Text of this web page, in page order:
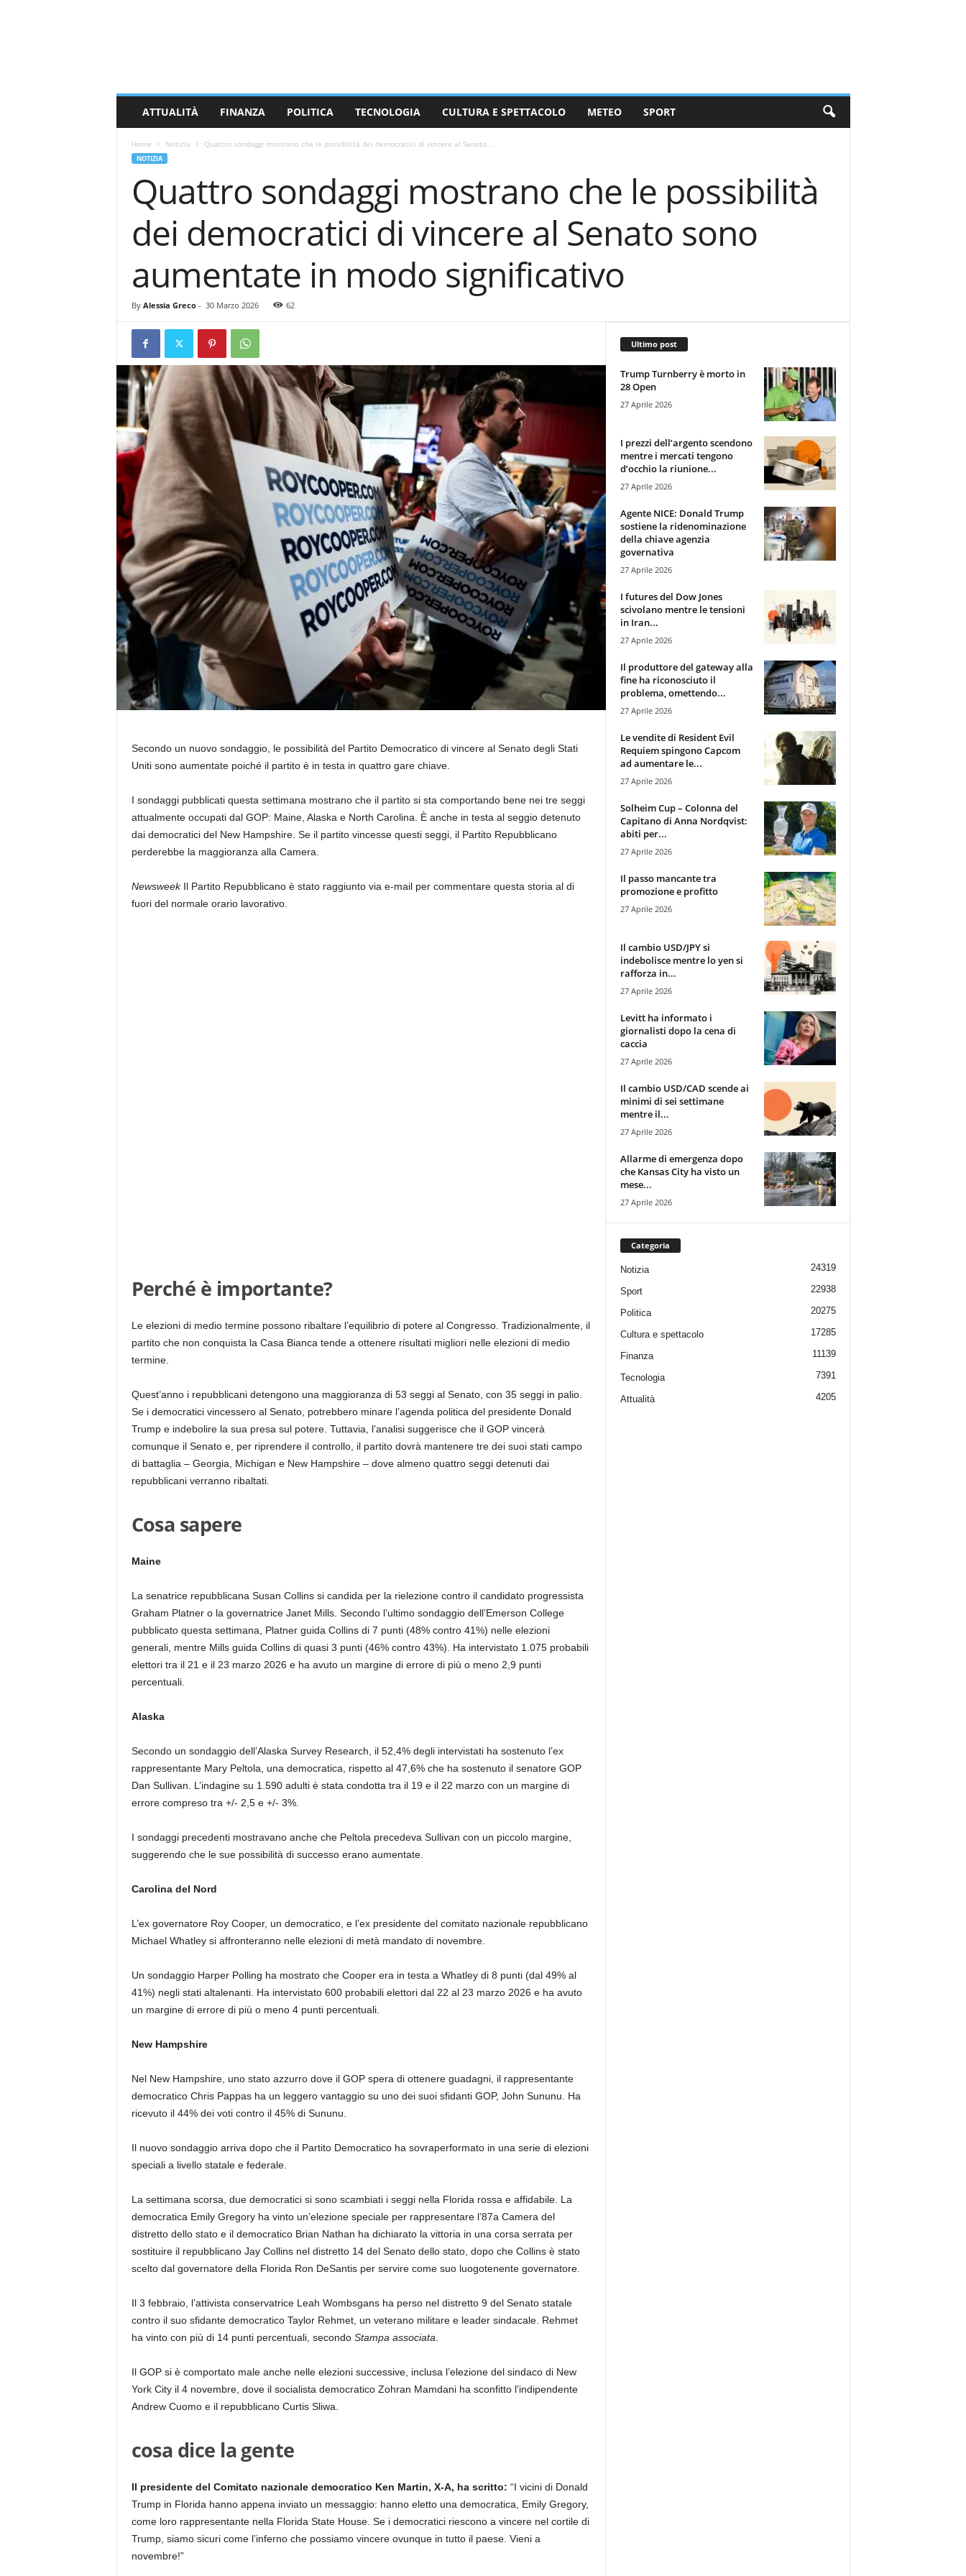
ATTUALITÀ FINANZA POLITICA TECNOLOGIA CULTURA E SPETTACOLO METEO SPORT
Home Notizia Quattro sondaggi mostrano che le possibilità dei democratici di vincere al Senato...
NOTIZIA
Quattro sondaggi mostrano che le possibilità
dei democratici di vincere al Senato sono
aumentate in modo significativo
By Alessia Greco- 30 Marzo 2026 62
Secondo un nuovo sondaggio, le possibilità del Partito Democratico di vincere al Senato degli Stati
Uniti sono aumentate poiché il partito è in testa in quattro gare chiave.
I sondaggi pubblicati questa settimana mostrano che il partito si sta comportando bene nei tre seggi
attualmente occupati dal GOP: Maine, Alaska e North Carolina. È anche in testa al seggio detenuto
dai democratici del New Hampshire. Se il partito vincesse questi seggi, il Partito Repubblicano
perderebbe la maggioranza alla Camera.
NewsweekIl Partito Repubblicano è stato raggiunto via e-mail per commentare questa storia al di
fuori del normale orario lavorativo.
Perché è importante?
Le elezioni di medio termine possono ribaltare l’equilibrio di potere al Congresso. Tradizionalmente, il
partito che non conquista la Casa Bianca tende a ottenere risultati migliori nelle elezioni di medio
termine.
Quest’anno i repubblicani detengono una maggioranza di 53 seggi al Senato, con 35 seggi in palio.
Se i democratici vincessero al Senato, potrebbero minare l’agenda politica del presidente Donald
Trump e indebolire la sua presa sul potere. Tuttavia, l’analisi suggerisce che il GOP vincerà
comunque il Senato e, per riprendere il controllo, il partito dovrà mantenere tre dei suoi stati campo
di battaglia – Georgia, Michigan e New Hampshire – dove almeno quattro seggi detenuti dai
repubblicani verranno ribaltati.
Cosa sapere
Maine
La senatrice repubblicana Susan Collins si candida per la rielezione contro il candidato progressista
Graham Platner o la governatrice Janet Mills. Secondo l’ultimo sondaggio dell’Emerson College
pubblicato questa settimana, Platner guida Collins di 7 punti (48% contro 41%) nelle elezioni
generali, mentre Mills guida Collins di quasi 3 punti (46% contro 43%). Ha intervistato 1.075 probabili
elettori tra il 21 e il 23 marzo 2026 e ha avuto un margine di errore di più o meno 2,9 punti
percentuali.
Alaska
Secondo un sondaggio dell’Alaska Survey Research, il 52,4% degli intervistati ha sostenuto l’ex
rappresentante Mary Peltola, una democratica, rispetto al 47,6% che ha sostenuto il senatore GOP
Dan Sullivan. L’indagine su 1.590 adulti è stata condotta tra il 19 e il 22 marzo con un margine di
errore compreso tra +/- 2,5 e +/- 3%.
I sondaggi precedenti mostravano anche che Peltola precedeva Sullivan con un piccolo margine,
suggerendo che le sue possibilità di successo erano aumentate.
Carolina del Nord
L’ex governatore Roy Cooper, un democratico, e l’ex presidente del comitato nazionale repubblicano
Michael Whatley si affronteranno nelle elezioni di metà mandato di novembre.
Un sondaggio Harper Polling ha mostrato che Cooper era in testa a Whatley di 8 punti (dal 49% al
41%) negli stati altalenanti. Ha intervistato 600 probabili elettori dal 22 al 23 marzo 2026 e ha avuto
un margine di errore di più o meno 4 punti percentuali.
New Hampshire
Nel New Hampshire, uno stato azzurro dove il GOP spera di ottenere guadagni, il rappresentante
democratico Chris Pappas ha un leggero vantaggio su uno dei suoi sfidanti GOP, John Sununu. Ha
ricevuto il 44% dei voti contro il 45% di Sununu.
Il nuovo sondaggio arriva dopo che il Partito Democratico ha sovraperformato in una serie di elezioni
speciali a livello statale e federale.
La settimana scorsa, due democratici si sono scambiati i seggi nella Florida rossa e affidabile. La
democratica Emily Gregory ha vinto un’elezione speciale per rappresentare l’87a Camera del
distretto dello stato e il democratico Brian Nathan ha dichiarato la vittoria in una corsa serrata per
sostituire il repubblicano Jay Collins nel distretto 14 del Senato dello stato, dopo che Collins è stato
scelto dal governatore della Florida Ron DeSantis per servire come suo luogotenente governatore.
Il 3 febbraio, l’attivista conservatrice Leah Wombsgans ha perso nel distretto 9 del Senato statale
contro il suo sfidante democratico Taylor Rehmet, un veterano militare e leader sindacale. Rehmet
ha vinto con più di 14 punti percentuali, secondo Stampa associata
Il GOP si è comportato male anche nelle elezioni successive, inclusa l’elezione del sindaco di New
York City il 4 novembre, dove il socialista democratico Zohran Mamdani ha sconfitto l’indipendente
Andrew Cuomo e il repubblicano Curtis Sliwa.
cosa dice la gente
Il presidente del Comitato nazionale democratico Ken Martin, X-A, ha scritto: “I vicini di Donald
Trump in Florida hanno appena inviato un messaggio: hanno eletto una democratica, Emily Gregory,
come loro rappresentante nella Florida State House. Se i democratici riescono a vincere nel cortile di
Trump, siamo sicuri come l’inferno che possiamo vincere ovunque in tutto il paese. Vieni a
novembre!”
Ultimo post
Trump Turnberry è morto in
28 Open
27 Aprile 2026
I prezzi dell’argento scendono
mentre i mercati tengono
d’occhio la riunione...
27 Aprile 2026
Agente NICE: Donald Trump
sostiene la ridenominazione
della chiave agenzia
governativa
27 Aprile 2026
I futures del Dow Jones
scivolano mentre le tensioni
in Iran...
27 Aprile 2026
Il produttore del gateway alla
fine ha riconosciuto il
problema, omettendo...
27 Aprile 2026
Le vendite di Resident Evil
Requiem spingono Capcom
ad aumentare le...
27 Aprile 2026
Solheim Cup – Colonna del
Capitano di Anna Nordqvist:
abiti per...
27 Aprile 2026
Il passo mancante tra
promozione e profitto
27 Aprile 2026
Il cambio USD/JPY si
indebolisce mentre lo yen si
rafforza in...
27 Aprile 2026
Levitt ha informato i
giornalisti dopo la cena di
caccia
27 Aprile 2026
Il cambio USD/CAD scende ai
minimi di sei settimane
mentre il...
27 Aprile 2026
Allarme di emergenza dopo
che Kansas City ha visto un
mese...
27 Aprile 2026
Categoria
Notizia 24319
Sport 22938
Politica 20275
Cultura e spettacolo 17285
Finanza 11139
Tecnologia 7391
Attualità 4205